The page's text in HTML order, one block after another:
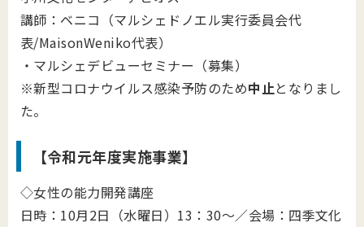
講師：ベニコ（マルシェドノエル実行委員会代
表/MaisonWeniko代表）
・マルシェデビューセミナー（募集）
※新型コロナウイルス感染予防のため中止となりまし
た。
【令和元年度実施事業】
◇女性の能力開発講座
日時：10月2日（水曜日）13：30～／会場：四季文化